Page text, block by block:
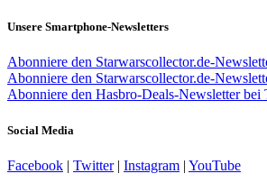
Unsere Smartphone-Newsletters
Abonniere den Starwarscollector.de-
Abonniere den Starwarscollector.de-
Abonniere den Hasbro-Deals-Newsletter bei
Social Media
Facebook | Twitter| Instagram | YouTube